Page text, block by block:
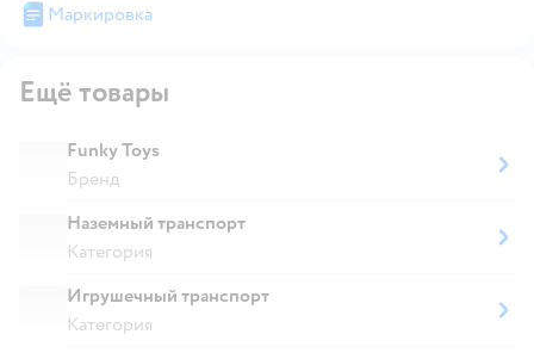
Маркировка
Ещё товары
Funky Toys
Бренд
Наземный транспорт
Категория
Игрушечный транспорт
Категория